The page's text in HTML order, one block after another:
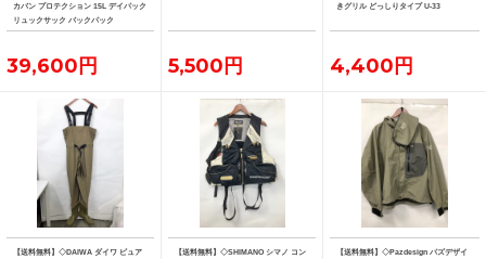
カバン プロテクション 15L デイパック
リュックサック バックパック
39,600円 5,500円
きグリル どっしりタイプ U-33
4,400円
【送料無料】◇DAIWA ダイワ ピュア
【送料無料】◇SHIMANO シマノ コン
【送料無料】◇Pazdesign パズデザイ